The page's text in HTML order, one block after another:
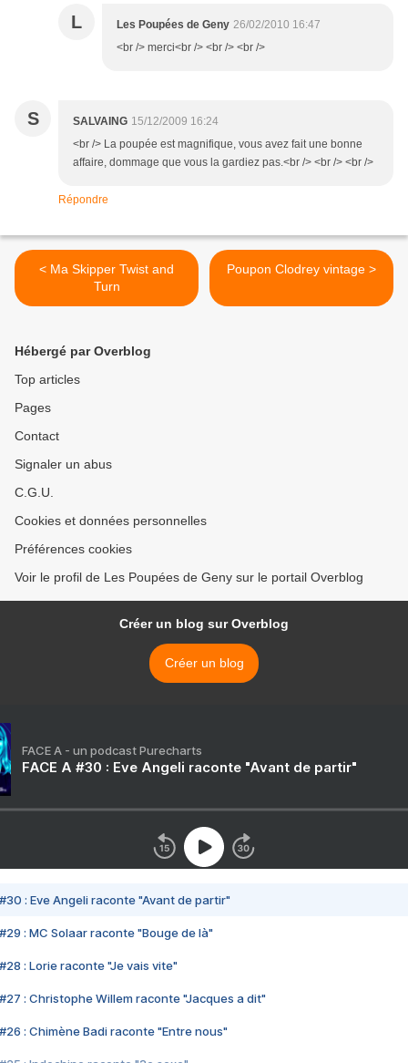
L Les Poupées de Geny 26/02/2010 16:47
<br /> merci<br /> <br /> <br />
S SALVAING 15/12/2009 16:24
<br /> La poupée est magnifique, vous avez fait une bonne
affaire, dommage que vous la gardiez pas.<br /> <br /> <br />
Répondre
< Ma Skipper Twist and
Turn
Poupon Clodrey vintage >
Hébergé par Overblog
Top articles
Pages
Contact
Signaler un abus
C.G.U.
Cookies et données personnelles
Préférences cookies
Voir le profil de Les Poupées de Geny sur le portail Overblog
Créer un blog sur Overblog
Créer un blog
FACE A - un podcast Purecharts
FACE A #30 : Eve Angeli raconte "Avant de partir"
#30 : Eve Angeli raconte "Avant de partir"
#29 : MC Solaar raconte "Bouge de là"
#28 : Lorie raconte "Je vais vite"
#27 : Christophe Willem raconte "Jacques a dit"
#26 : Chimène Badi raconte "Entre nous"